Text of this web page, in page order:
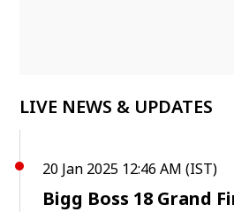
LIVE NEWS & UPDATES
20 Jan 2025 12:46 AM (IST)
Bigg Boss 18 Grand